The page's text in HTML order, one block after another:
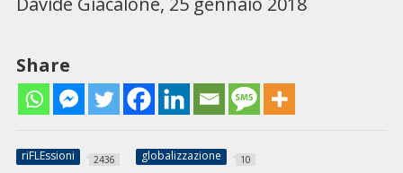
Share
riFLEssioni 2436 globalizzazione 10